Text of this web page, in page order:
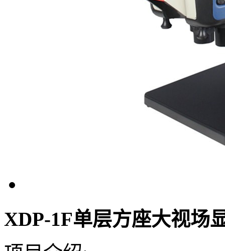
XDP-1F单层方座大视场